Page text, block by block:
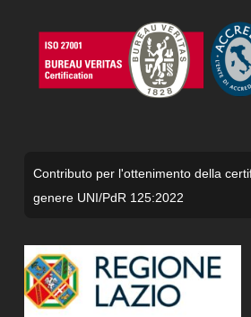
Contributo per l'ottenimento della
genere UNI/PdR 125:2022